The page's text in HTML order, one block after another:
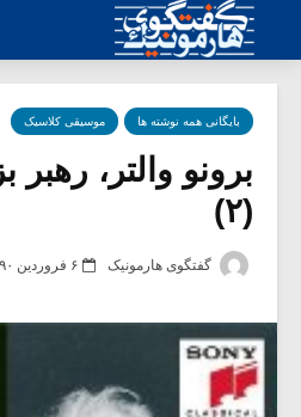
بایگانی همه نوشته ها موسیقی کلاسیک
برونو والتر، رهبر
(۲)
گفتگوی هارمونیک ۶ فروردین ۱۳۹۰